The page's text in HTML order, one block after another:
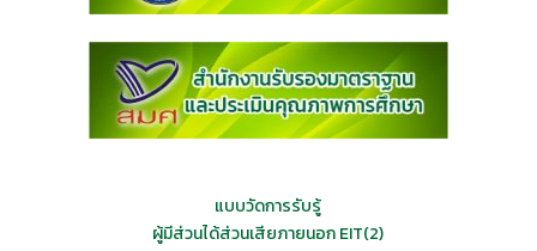
แบบวัดการรับรู้
ผู้มีส่วนได้ส่วนเสียภายนอก EIT(2)